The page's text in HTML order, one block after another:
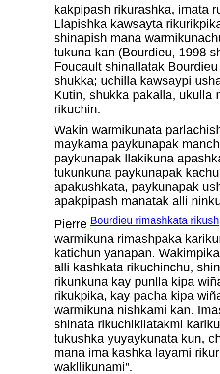
kakpipash rikurashka, imata
Llapishka kawsayta
shinapish mana
tukuna kan (Bourdieu, 1998
Foucault shinallatak
shukka; uchilla kawsaypi
Kutin, shukka pakalla, ukulla
rikuchin.
Wakin warmikunata
maykama paykunapak
paykunapak llakikuna
tukunkuna paykunapak
apakushkata, paykunapak
apakpipash manatak alli
Pierre Bourdieu rimashkata
warmikuna rimashpaka
katichun yanapan.
alli kashkata rikuchinchu,
rikunkuna kay punlla kipa
rikukpika, kay pacha kipa
warmikuna nishkami kan.
shinata rikuchikllatakmi
tukushka yuyaykunata kun,
mana ima kashka layami
wakllikunami”.